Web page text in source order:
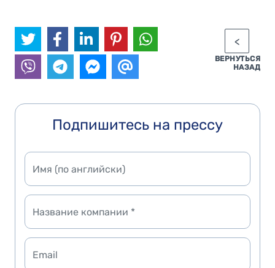
ВЕРНУТЬСЯ
НАЗАД
Подпишитесь на прессу